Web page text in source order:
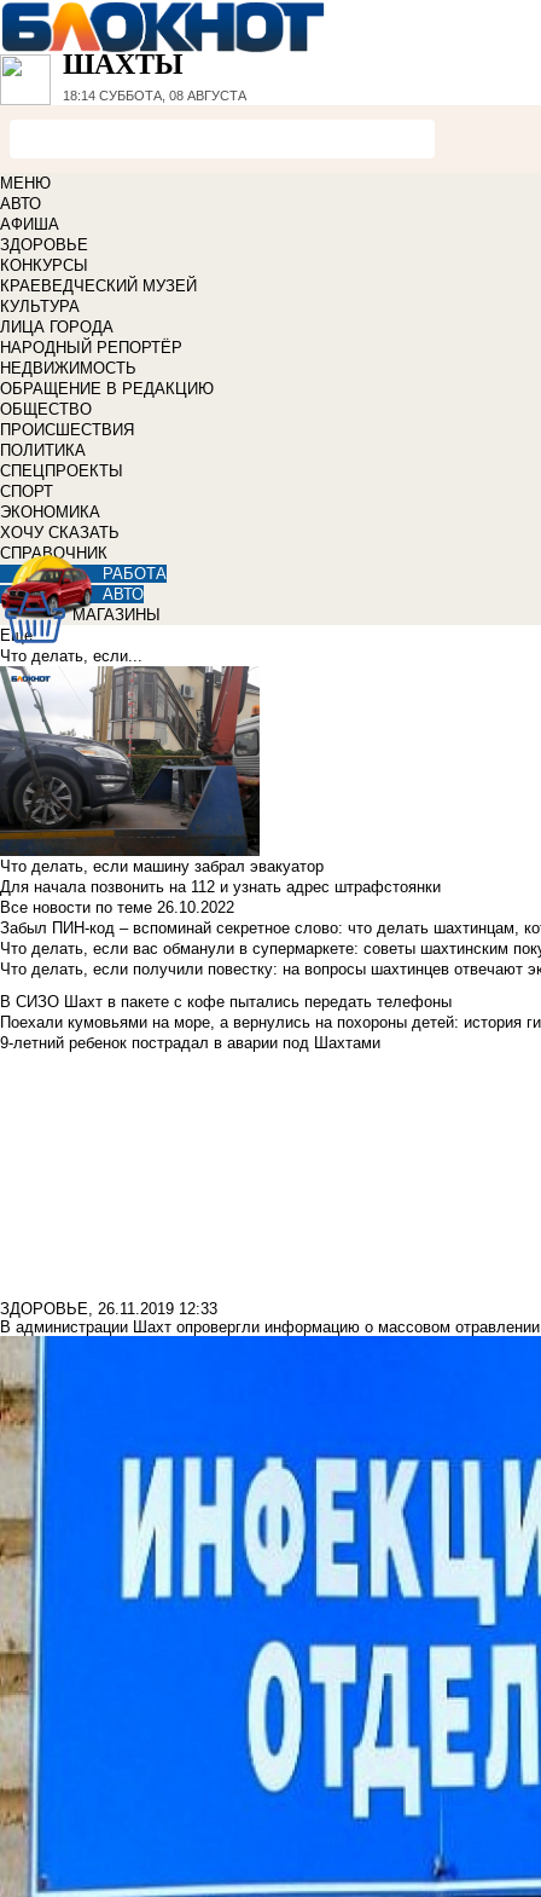
ШАХТЫ
18:14 СУББОТА, 08 АВГУСТА
МЕНЮ
АВТО
АФИША
ЗДОРОВЬЕ
КОНКУРСЫ
КРАЕВЕДЧЕСКИЙ МУЗЕЙ
КУЛЬТУРА
ЛИЦА ГОРОДА
НАРОДНЫЙ РЕПОРТЁР
НЕДВИЖИМОСТЬ
ОБРАЩЕНИЕ В РЕДАКЦИЮ
ОБЩЕСТВО
ПРОИСШЕСТВИЯ
ПОЛИТИКА
СПЕЦПРОЕКТЫ
СПОРТ
ЭКОНОМИКА
ХОЧУ СКАЗАТЬ
СПРАВОЧНИК
РАБОТА
АВТО
МАГАЗИНЫ
Еще
Что делать, если...
Что делать, если машину забрал эвакуатор
Для начала позвонить на 112 и узнать адрес штрафстоянки
Все новости по теме 26.10.2022
Забыл ПИН-код – вспоминай секретное слово: что делать шахтинцам,
Что делать, если вас обманули в супермаркете: советы шахтинским
Что делать, если получили повестку: на вопросы шахтинцев отвечают
В СИЗО Шахт в пакете с кофе пытались передать телефоны
Поехали кумовьями на море, а вернулись на похороны детей: история
9-летний ребенок пострадал в аварии под Шахтами
ЗДОРОВЬЕ, 26.11.2019 12:33
В администрации Шахт опровергли информацию о массовом